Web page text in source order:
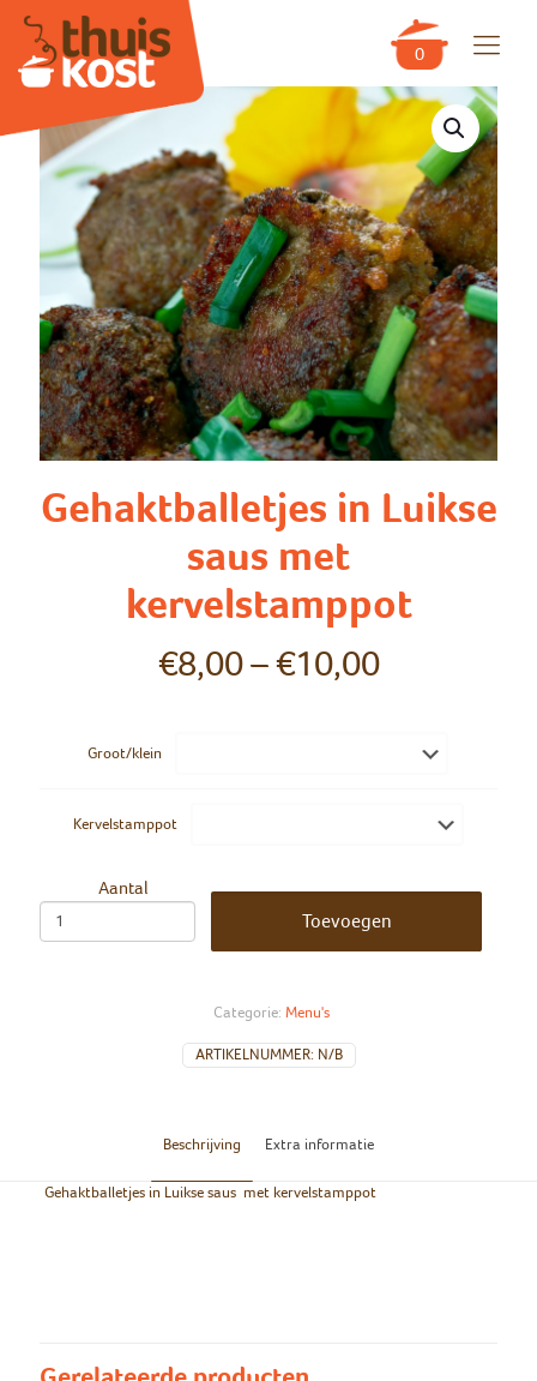
0
Gehaktballetjes in Luikse
saus met
kervelstamppot
€8,00–€10,00
Groot/klein
Kervelstamppot
Aantal
Toevoegen
ARTIKELNUMMER: N/B
Categorie: Menu's
Beschrijving Extra informatie
Gehaktballetjes in Luikse saus met kervelstamppot